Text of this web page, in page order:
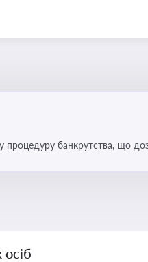
процедуру банкрутства, що